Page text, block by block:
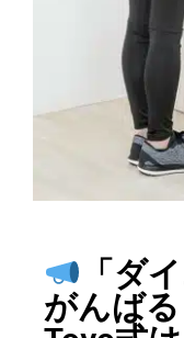
「ダ
がんばる